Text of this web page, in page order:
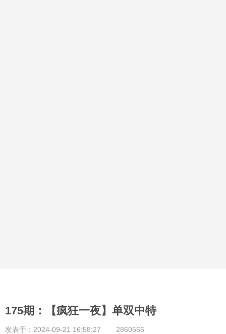
175期：【疯狂一夜】单双中特
发表于：2024-09-21 16:58:27 2860566